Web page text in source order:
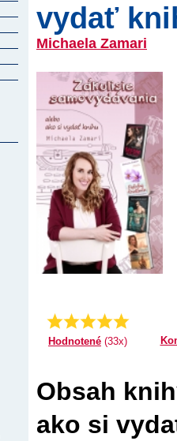
vydať
Michaela Zamari
Priemer:
4.90909090909091
Hodnotené (33x)
Obsah
ako si